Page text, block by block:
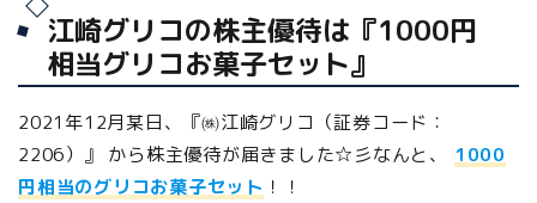
江崎グリコの株主優待は『1000円
相当グリコお菓子セット』
2021年12月某日、『㈱江崎グリコ（証券コード：
2206）』 から株主優待が届きました☆彡なんと、
1000
円相当のグリコお菓子セット ！！